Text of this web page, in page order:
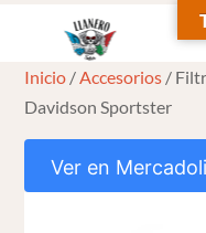
content
Inicio /Accesorios /
Davidson Sportster
Ver en